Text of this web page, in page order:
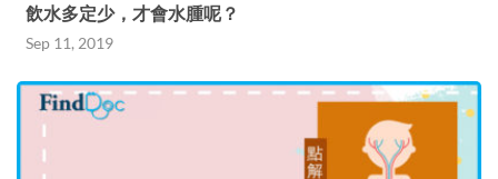
飲水多定少，才會水腫呢？
Sep 11, 2019